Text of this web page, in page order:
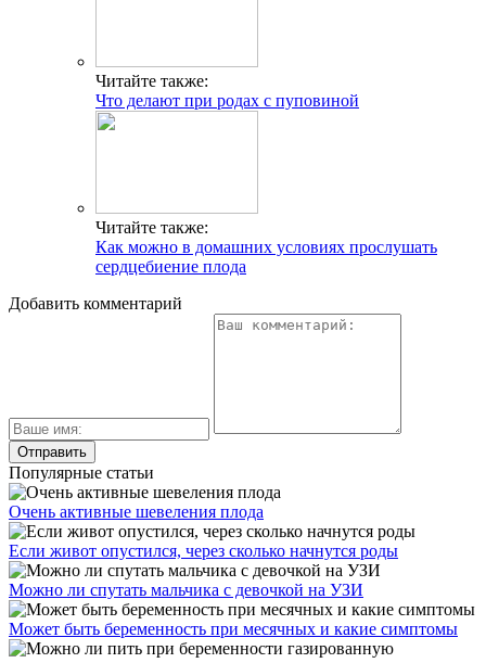
Читайте также:
Что делают при родах с пуповиной
Читайте также:
Как можно в домашних условиях прослушать
сердцебиение плода
Добавить комментарий
Популярные статьи
Очень активные шевеления плода
Если живот опустился, через сколько начнутся роды
Можно ли спутать мальчика с девочкой на УЗИ
Может быть беременность при месячных и какие симптомы